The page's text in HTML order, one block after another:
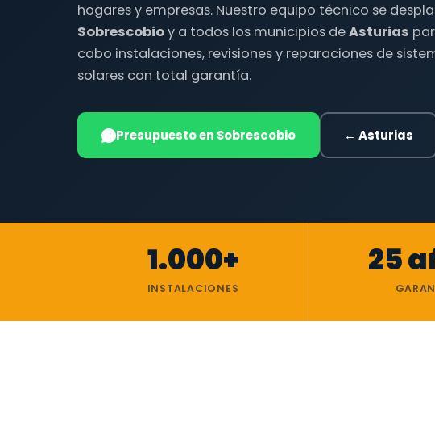
hogares y empresas. Nuestro equipo técnico se
Sobrescobioy a todos los municipios deAsturias
cabo instalaciones, revisiones y reparaciones de
solares con total garantía.
Presupuesto en Sobrescobio ← Asturias
1.000+
INSTALACIONES
25